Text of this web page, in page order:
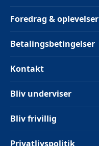
Foredrag & oplevelser
Betalingsbetingelser
Kontakt
Bliv underviser
Bliv frivillig
Privatlivspolitik